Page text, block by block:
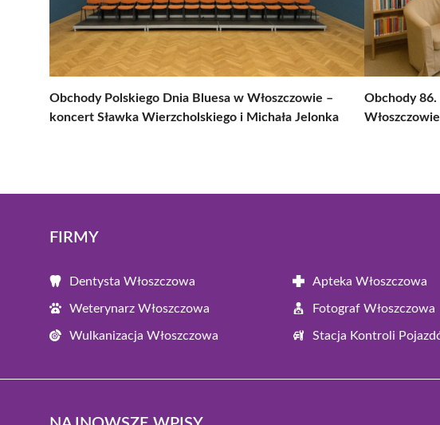
Obchody Polskiego Dnia Bluesa w Włoszczowie –
koncert Sławka Wierzcholskiego i Michała Jelonka
Obchody
Włoszczowie
FIRMY
Dentysta Włoszczowa Apteka Włoszczowa
Weterynarz Włoszczowa Fotograf Włoszczowa
Wulkanizacja Włoszczowa Stacja Kontroli